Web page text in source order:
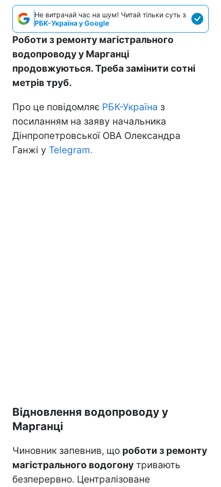
Не витрачай час на шум! Читай тільки суть з
РБК-Україна у Google
Роботи з ремонту магістрального
водопроводу у Марганці
продовжуються. Треба замінити сотні
метрів труб.
Про це повідомляє РБК-Україна з
посиланням на заяву начальника
Дінпропетровської ОВА Олександра
Ганжі у Telegram.
Відновлення водопроводу у
Марганці
Чиновник запевнив, що роботи з ремонту
магістрального водогону тривають
безперервно. Централізоване